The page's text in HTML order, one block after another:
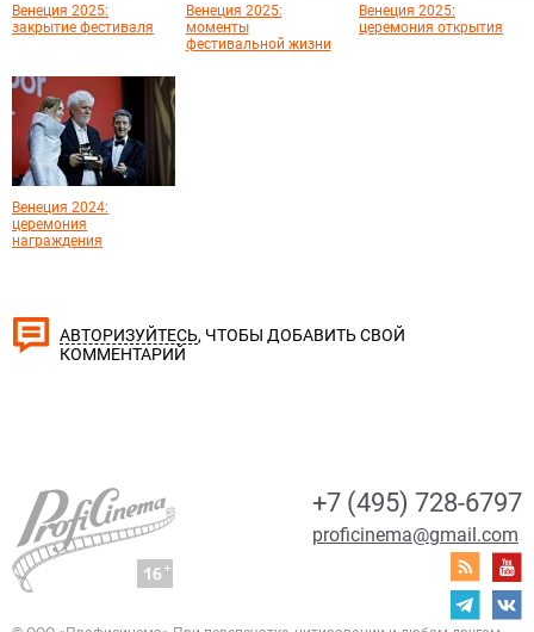
Венеция 2025:
закрытие фестиваля
Венеция 2025:
моменты
фестивальной жизни
Венеция 2025:
церемония открытия
Венеция 2024:
церемония
награждения
АВТОРИЗУЙТЕСЬ, ЧТОБЫ ДОБАВИТЬ СВОЙ
КОММЕНТАРИЙ
+7 (495) 728-6797
proficinema@gmail.com